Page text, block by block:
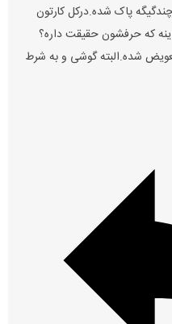
پاک شده.درکل کارتون
که حرفشون حقیقت داره؟
شده.البته گوشی و به شرط